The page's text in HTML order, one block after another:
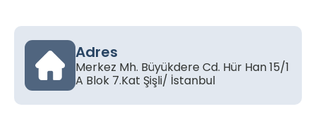
Adres
Merkez Mh. Büyükdere Cd. Hür Han 15/1
A Blok 7.Kat Şişli/ İstanbul